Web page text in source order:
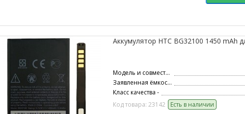
Аккумулятор HTC BG32100 1450 mAh
Модель и совместимость -
Заявленная ёмкость -
Класс качества -
Код товара: 23142
Есть в наличии